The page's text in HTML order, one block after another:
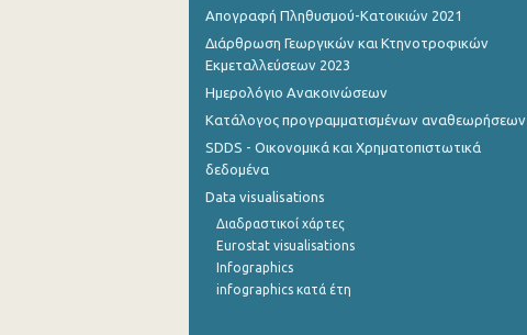
Απογραφή Πληθυσμού-Κατοικιών 2021
Διάρθρωση Γεωργικών και Κτηνοτροφικών
Εκμεταλλεύσεων 2023
Ημερολόγιο Ανακοινώσεων
Κατάλογος προγραμματισμένων αναθεωρήσεων
SDDS - Οικονομικά και Χρηματοπιστωτικά
δεδομένα
Data visualisations
Διαδραστικοί χάρτες
Eurostat visualisations
Infographics
infographics κατά έτη